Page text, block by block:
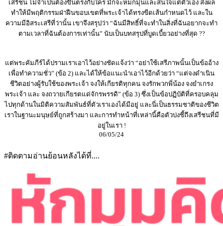
เสรีชน ไม่จำเป็นต้องขึ้นตรงกับใคร มักจะหมกมุ่นและสนใจแต่ตัวเอง ส่งผล
ทำให้มีพฤติกรรมฝ่าฝืนขอบเขตที่พระเจ้าได้ทรงขีดเส้นกำหนดไว้ และใน
ความมีอิสระเสรีที่ว่านั้น เขาจึงสรุปว่า “ฉันมีสิทธิ์ที่จะทำในสิ่งที่ฉันอยากจะทำ
ตามเวลาที่ฉันต้องการเท่านั้น” นับเป็นบทสรุปที่บูดเบี้ยวอย่างที่สุด ??
แต่พระคัมภีร์ได้ปรามเราเอาไว้อย่างชัดแจ้งว่า “อย่าใช้เสรีภาพนั้นเป็นข้ออ้าง
เพื่อทำความชั่ว” (ข้อ 2) และได้ให้ข้อแนะนำเอาไว้อีกด้วยว่า “แต่จงดำเนิน
ชีวิตอย่างผู้รับใช้ของพระเจ้า จงให้เกียรติทุกคน จงรักพวกพี่น้อง จงยำเกรง
พระเจ้า และ จงถวายเกียรตแด่จักรพรรดิ” (ข้อ 3) ซึ่งเป็นข้อปฏิบัติที่ครอบคลุม
ไปทุกด้านในมิติความสัมพันธ์ที่ตัวเราเองได้มีอยู่ และนี่เป็นธรรมชาติของชีวิต
เราในฐานะมนุษย์ที่ถูกสร้างมา และการทำหน้าที่เหล่านี้คือตัวบ่งชี้ถึงเสรีชนที่มี
อยู่ในเรา !
06/05/24
#ติดตามอ่านย้อนหลังได้ที่....